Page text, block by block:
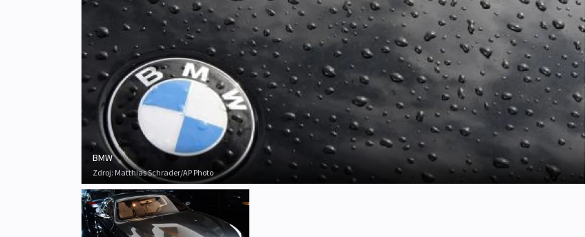
BMW
Zdroj: Matthias Schrader/AP Photo